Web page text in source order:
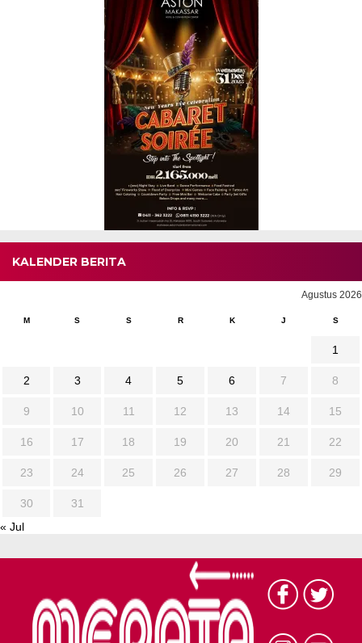
KALENDER BERITA
Agustus 2026
M S S R K J S
1
2 3 4 5 6 7 8
9 10 11 12 13 14 15
16 17 18 19 20 21 22
23 24 25 26 27 28 29
30
31
« Jul